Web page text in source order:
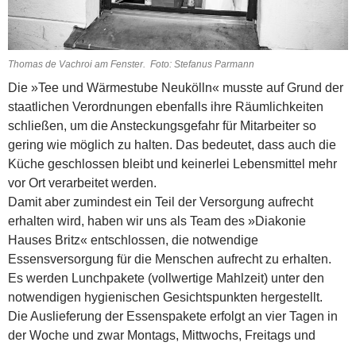
Thomas de Vachroi am Fenster. Foto: Stefanus Parmann
Die »Tee und Wärmestube Neukölln« musste auf Grund der
staatlichen Verordnungen ebenfalls ihre Räumlichkeiten
schließen, um die Ansteckungsgefahr für Mitarbeiter so
gering wie möglich zu halten. Das bedeutet, dass auch die
Küche geschlossen bleibt und keinerlei Lebensmittel mehr
vor Ort verarbeitet werden.
Damit aber zumindest ein Teil der Versorgung aufrecht
erhalten wird, haben wir uns als Team des »Diakonie
Hauses Britz« entschlossen, die notwendige
Essensversorgung für die Menschen aufrecht zu erhalten.
Es werden Lunchpakete (vollwertige Mahlzeit) unter den
notwendigen hygienischen Gesichtspunkten hergestellt.
Die Auslieferung der Essenspakete erfolgt an vier Tagen in
der Woche und zwar Montags, Mittwochs, Freitags und